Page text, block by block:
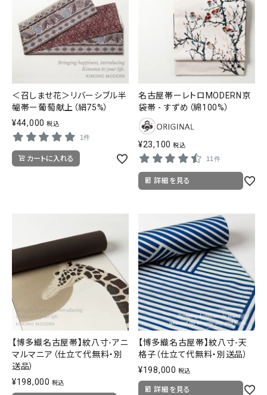
＜召しませ花＞リバーシブル半
幅帯ー葡萄献上（絹75%）
¥44,000 税込
1件
カートに入れる
名古屋帯ーレトロMODERN京
袋帯 - すずめ（綿100%）
¥23,100 税込
11件
詳細を見る
【博多織名古屋帯】紋八寸-アニ
マルマニア（仕立て代無料・別
送品）
¥198,000 税込
【博多織名古屋帯】紋八寸-天
格子（仕立て代無料・別送品）
¥198,000 税込
詳細を見る